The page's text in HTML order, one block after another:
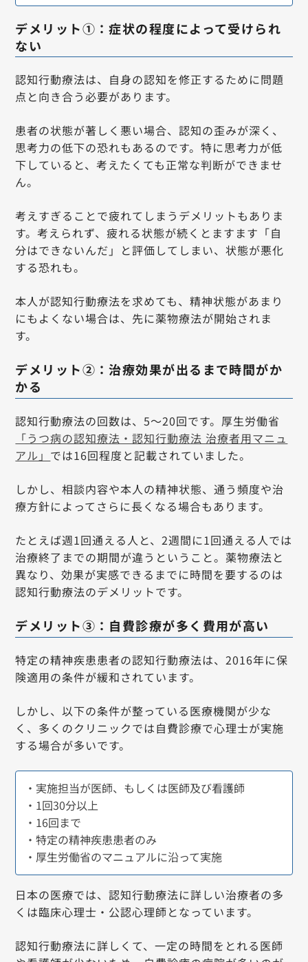
デメリット①：症状の程度によって受けられ
ない
認知行動療法は、自身の認知を修正するために問題
点と向き合う必要があります。
患者の状態が著しく悪い場合、認知の歪みが深く、
思考力の低下の恐れもあるのです。特に思考力が低
下していると、考えたくても正常な判断ができませ
ん。
考えすぎることで疲れてしまうデメリットもありま
す。考えられず、疲れる状態が続くとますます「自
分はできないんだ」と評価してしまい、状態が悪化
する恐れも。
本人が認知行動療法を求めても、精神状態があまり
にもよくない場合は、先に薬物療法が開始されま
す。
デメリット②：治療効果が出るまで時間がか
かる
認知行動療法の回数は、5〜20回です。厚生労働省
「うつ病の認知療法・認知行動療法 治療者用マニュ
アル」 では16回程度と記載されていました。
しかし、相談内容や本人の精神状態、通う頻度や治
療方針によってさらに長くなる場合もあります。
たとえば週1回通える人と、2週間に1回通える人では
治療終了までの期間が違うということ。薬物療法と
異なり、効果が実感できるまでに時間を要するのは
認知行動療法のデメリットです。
デメリット③：自費診療が多く費用が高い
特定の精神疾患患者の認知行動療法は、2016年に保
険適用の条件が緩和されています。
しかし、以下の条件が整っている医療機関が少な
く、多くのクリニックでは自費診療で心理士が実施
する場合が多いです。
・実施担当が医師、もしくは医師及び看護師
・1回30分以上
・16回まで
・特定の精神疾患患者のみ
・厚生労働省のマニュアルに沿って実施
日本の医療では、認知行動療法に詳しい治療者の多
くは臨床心理士・公認心理師となっています。
認知行動療法に詳しくて、一定の時間をとれる医師